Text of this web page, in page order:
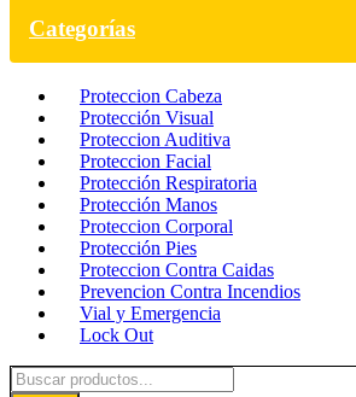
Categorías
Proteccion Cabeza
Protección Visual
Proteccion Auditiva
Proteccion Facial
Protección Respiratoria
Protección Manos
Proteccion Corporal
Protección Pies
Proteccion Contra Caidas
Prevencion Contra Incendios
Vial y Emergencia
Lock Out